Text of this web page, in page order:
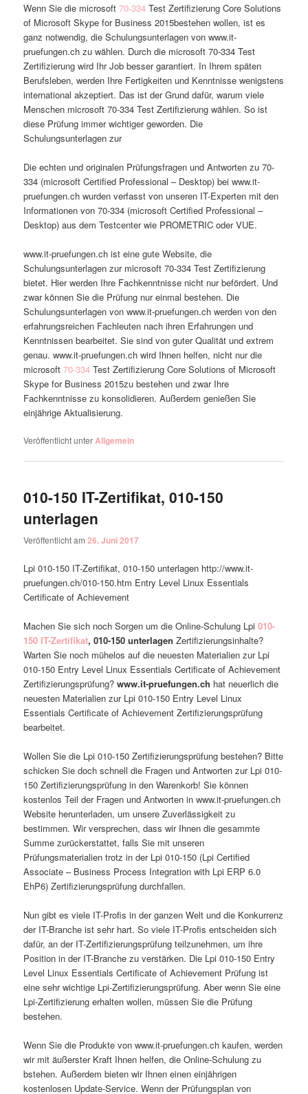
Wenn Sie die microsoft70-334 Test Zertifizierung Core Solutions
of Microsoft Skype for Business 2015bestehen wollen, ist es
ganz notwendig, die Schulungsunterlagen von www.it-
pruefungen.ch zu wählen. Durch die microsoft 70-334 Test
Zertifizierung wird Ihr Job besser garantiert. In Ihrem späten
Berufsleben, werden Ihre Fertigkeiten und Kenntnisse wenigstens
international akzeptiert. Das ist der Grund dafür, warum viele
Menschen microsoft 70-334 Test Zertifizierung wählen. So ist
diese Prüfung immer wichtiger geworden. Die
Schulungsunterlagen zur
Die echten und originalen Prüfungsfragen und Antworten zu 70-
334 (microsoft Certified Professional – Desktop) bei www.it-
pruefungen.ch wurden verfasst von unseren IT-Experten mit den
Informationen von 70-334 (microsoft Certified Professional –
Desktop) aus dem Testcenter wie PROMETRIC oder VUE.
www.it-pruefungen.ch ist eine gute Website, die
Schulungsunterlagen zur microsoft 70-334 Test Zertifizierung
bietet. Hier werden Ihre Fachkenntnisse nicht nur befördert. Und
zwar können Sie die Prüfung nur einmal bestehen. Die
Schulungsunterlagen von www.it-pruefungen.ch werden von den
erfahrungsreichen Fachleuten nach ihren Erfahrungen und
Kenntnissen bearbeitet. Sie sind von guter Qualität und extrem
genau. www.it-pruefungen.ch wird Ihnen helfen, nicht nur die
microsoft70-334 Test Zertifizierung Core Solutions of Microsoft
Skype for Business 2015zu bestehen und zwar Ihre
Fachkenntnisse zu konsolidieren. Außerdem genießen Sie
einjährige Aktualisierung.
Veröffentlicht unterAllgemein
010-150 IT-Zertifikat, 010-150
unterlagen
Veröffentlicht am26. Juni 2017
Lpi 010-150 IT-Zertifikat, 010-150 unterlagen http://www.it-
pruefungen.ch/010-150.htm Entry Level Linux Essentials
Certificate of Achievement
Machen Sie sich noch Sorgen um die Online-Schulung Lpi010-
150 IT-Zertifikat, 010-150 unterlagen Zertifizierungsinhalte?
Warten Sie noch mühelos auf die neuesten Materialien zur Lpi
010-150 Entry Level Linux Essentials Certificate of Achievement
Zertifizierungsprüfung? www.it-pruefungen.ch hat neuerlich die
neuesten Materialien zur Lpi 010-150 Entry Level Linux
Essentials Certificate of Achievement Zertifizierungsprüfung
bearbeitet.
Wollen Sie die Lpi 010-150 Zertifizierungsprüfung bestehen? Bitte
schicken Sie doch schnell die Fragen und Antworten zur Lpi 010-
150 Zertifizierungsprüfung in den Warenkorb! Sie können
kostenlos Teil der Fragen und Antworten in www.it-pruefungen.ch
Website herunterladen, um unsere Zuverlässigkeit zu
bestimmen. Wir versprechen, dass wir Ihnen die gesammte
Summe zurückerstattet, falls Sie mit unseren
Prüfungsmaterialien trotz in der Lpi 010-150 (Lpi Certified
Associate – Business Process Integration with Lpi ERP 6.0
EhP6) Zertifizierungsprüfung durchfallen.
Nun gibt es viele IT-Profis in der ganzen Welt und die Konkurrenz
der IT-Branche ist sehr hart. So viele IT-Profis entscheiden sich
dafür, an der IT-Zertifizierungsprüfung teilzunehmen, um ihre
Position in der IT-Branche zu verstärken. Die Lpi 010-150 Entry
Level Linux Essentials Certificate of Achievement Prüfung ist
eine sehr wichtige Lpi-Zertifizierungsprüfung. Aber wenn Sie eine
Lpi-Zertifizierung erhalten wollen, müssen Sie die Prüfung
bestehen.
Wenn Sie die Produkte von www.it-pruefungen.ch kaufen, werden
wir mit äußerster Kraft Ihnen helfen, die Online-Schulung zu
bstehen. Außerdem bieten wir Ihnen einen einjährigen
kostenlosen Update-Service. Wenn der Prüfungsplan von